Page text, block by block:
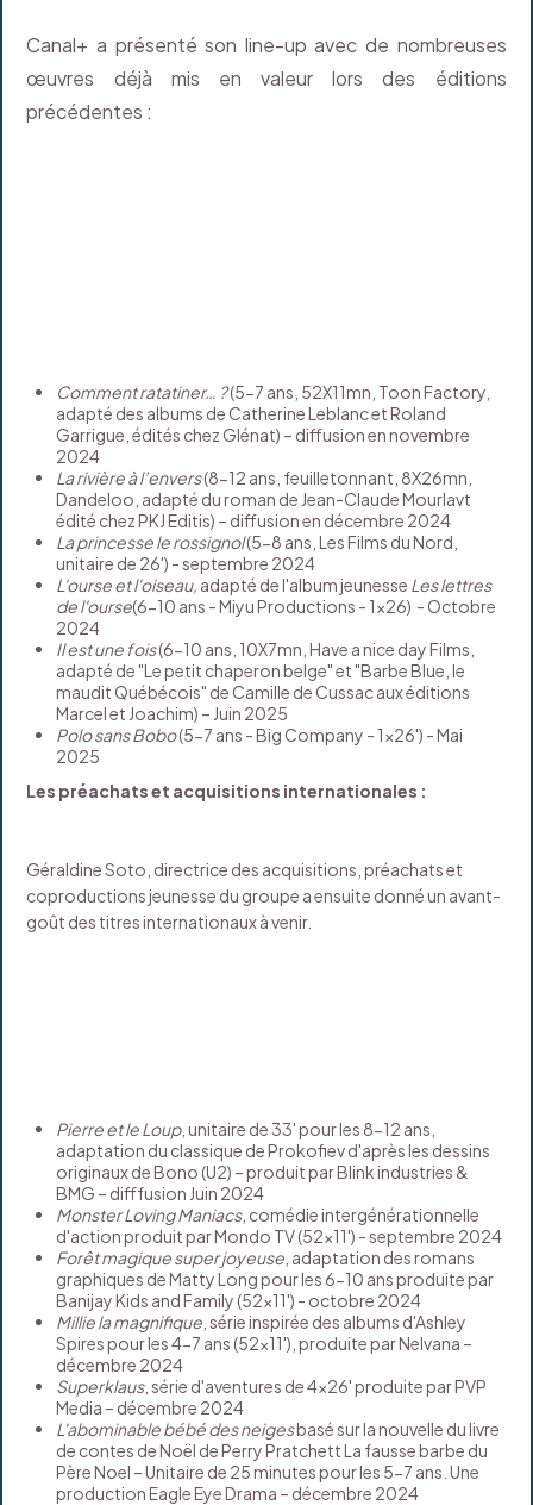
Canal+ a présenté son line-up avec de nombreuses
œuvres déjà mis en valeur lors des éditions
précédentes :
Comment ratatiner… ?(5-7 ans, 52X11mn, Toon Factory,
adapté des albums de Catherine Leblanc et Roland
Garrigue, édités chez Glénat) – diffusion en novembre
2024
La rivière à l’envers(8-12 ans, feuilletonnant, 8X26mn,
Dandeloo, adapté du roman de Jean-Claude Mourlavt
édité chez PKJ Editis) – diffusion en décembre 2024
La princesse le rossignol(5-8 ans, Les Films du Nord,
unitaire de 26') - septembre 2024
L'ourse et l'oiseau, adapté de l'album jeunesse Les lettres
de l'ourse(6-10 ans - Miyu Productions - 1x26) - Octobre
2024
Il est une fois(6-10 ans, 10X7mn, Have a nice day Films,
adapté de "Le petit chaperon belge" et "Barbe Blue, le
maudit Québécois" de Camille de Cussac aux éditions
Marcel et Joachim) – Juin 2025
Polo sans Bobo(5-7 ans - Big Company - 1x26') - Mai
2025
Les préachats et acquisitions internationales :
Géraldine Soto, directrice des acquisitions, préachats et
coproductions jeunesse du groupe a ensuite donné un avant-
goût des titres internationaux à venir.
Pierre et le Loup, unitaire de 33' pour les 8-12 ans,
adaptation du classique de Prokofiev d'après les dessins
originaux de Bono (U2) – produit par Blink industries &
BMG – difffusion Juin 2024
Monster Loving Maniacs, comédie intergénérationnelle
d'action produit par Mondo TV (52x11') - septembre 2024
Forêt magique super joyeuse , adaptation des romans
graphiques de Matty Long pour les 6-10 ans produite par
Banijay Kids and Family (52x11') - octobre 2024
Millie la magnifique , série inspirée des albums d'Ashley
Spires pour les 4-7 ans (52x11'), produite par Nelvana –
décembre 2024
Superklaus, série d'aventures de 4x26' produite par PVP
Media – décembre 2024
L'abominable bébé des neigesbasé sur la nouvelle du livre
de contes de Noël de Perry Pratchett La fausse barbe du
Père Noel – Unitaire de 25 minutes pour les 5-7 ans. Une
production Eagle Eye Drama – décembre 2024